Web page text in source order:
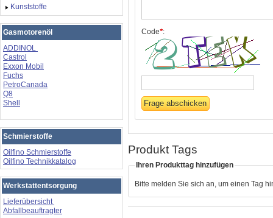
Code*:
Produkt Tags
Ihren Produkttag hinzufügen
Bitte melden Sie sich an, um einen Tag
Kunststoffe
Gasmotorenöl
ADDINOL
Castrol
Exxon Mobil
Fuchs
PetroCanada
Q8
Shell
Schmierstoffe
Oilfino Schmierstoffe
Oilfino Technikkatalog
Werkstattentsorgung
Lieferübersicht
Abfallbeauftragter